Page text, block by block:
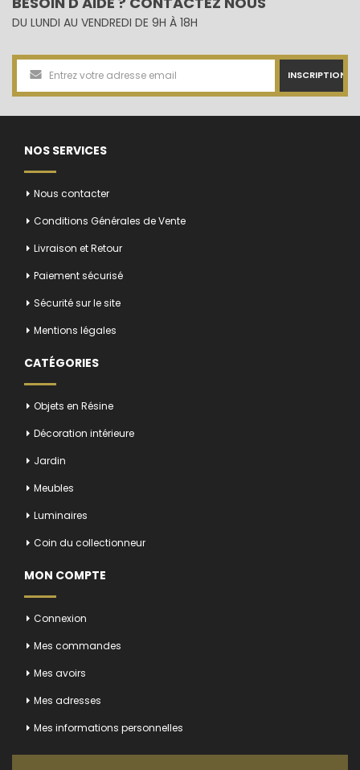
DU LUNDI AU VENDREDI DE 9H À 18H
INSCRIPTION
NOS SERVICES
Nous contacter
Conditions Générales de Vente
Livraison et Retour
Paiement sécurisé
Sécurité sur le site
Mentions légales
CATÉGORIES
Objets en Résine
Décoration intérieure
Jardin
Meubles
Luminaires
Coin du collectionneur
MON COMPTE
Connexion
Mes commandes
Mes avoirs
Mes adresses
Mes informations personnelles